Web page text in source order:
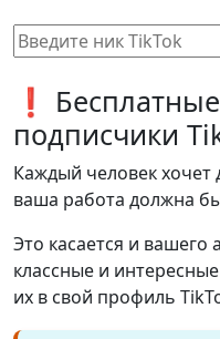
❗ Бесплатные
подписчики
Каждый человек хочет
ваша работа должна
Это касается и вашего
классные и
их в свой профиль